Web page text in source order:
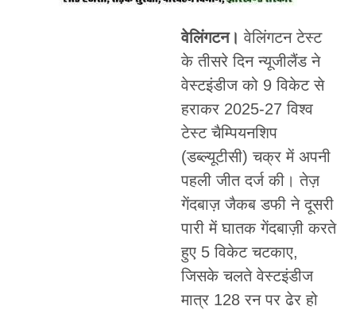
वेलिंगटन।वेलिंगटन टेस्ट
के तीसरे दिन न्यूजीलैंड ने
वेस्टइंडीज को 9 विकेट से
हराकर 2025-27 विश्व
टेस्ट चैम्पियनशिप
(डब्ल्यूटीसी) चक्र में अपनी
पहली जीत दर्ज की। तेज़
गेंदबाज़ जैकब डफी ने दूसरी
पारी में घातक गेंदबाज़ी करते
हुए 5 विकेट चटकाए,
जिसके चलते वेस्टइंडीज
मात्र 128 रन पर ढेर हो